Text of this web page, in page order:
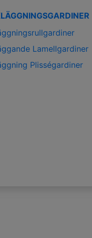
Lamellgardiner
Plisségardiner